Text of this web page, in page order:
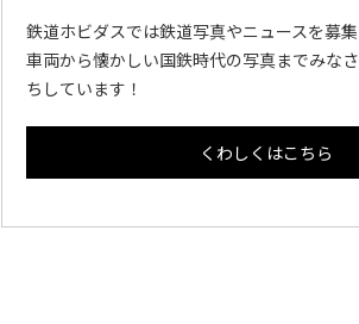
鉄道ホビダスでは鉄道写真やニュースを募
車両から懐かしい国鉄時代の写真までみな
ちしています！
くわしくはこちら